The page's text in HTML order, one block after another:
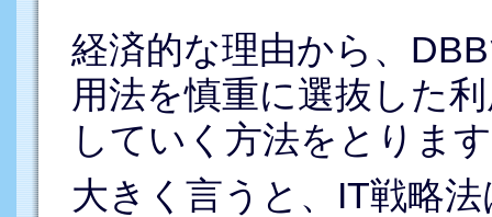
経済的な理由から、
用法を慎重に選抜した
していく方法をとりま
大きく言うと、IT戦略